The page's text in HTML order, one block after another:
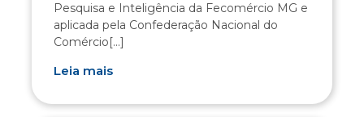
Pesquisa e Inteligência da Fecomércio MG e
aplicada pela Confederação Nacional do
Comércio[...]
Leia mais